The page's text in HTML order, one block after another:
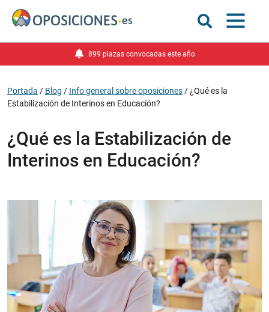
899 plazas convocadas este año
Portada / Blog / Info general sobre oposiciones / ¿Qué es la
Estabilización de Interinos en Educación?
¿Qué es la Estabilización de
Interinos en Educación?